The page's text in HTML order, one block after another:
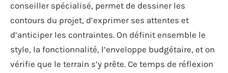
conseiller spécialisé, permet de dessiner les
contours du projet, d’exprimer ses attentes et
d’anticiper les contraintes. On définit ensemble le
style, la fonctionnalité, l’enveloppe budgétaire, et on
vérifie que le terrain s’y prête. Ce temps de réflexion